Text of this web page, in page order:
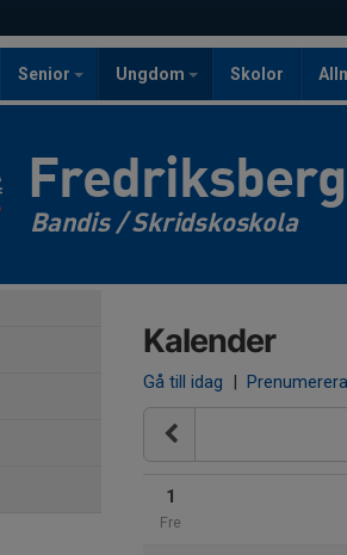
Senior Ungdom Skolor
Bandis / Skridskoskola
Kalender
Gå till idag | Prenumerera
1
Fre